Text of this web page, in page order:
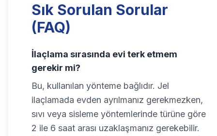
Sık Sorulan Sorular
(FAQ)
İlaçlama sırasında evi terk etmem
gerekir mi?
Bu, kullanılan yönteme bağlıdır. Jel
ilaçlamada evden ayrılmanız gerekmezken,
sıvı veya sisleme yöntemlerinde türüne göre
2 ile 6 saat arası uzaklaşmanız gerekebilir.